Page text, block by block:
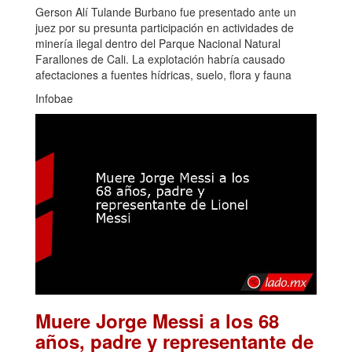
Gerson Alí Tulande Burbano fue presentado ante un
juez por su presunta participación en actividades de
minería ilegal dentro del Parque Nacional Natural
Farallones de Cali. La explotación habría causado
afectaciones a fuentes hídricas, suelo, flora y fauna
Infobae
Muere Jorge Messi a los 68
años, padre y representante de